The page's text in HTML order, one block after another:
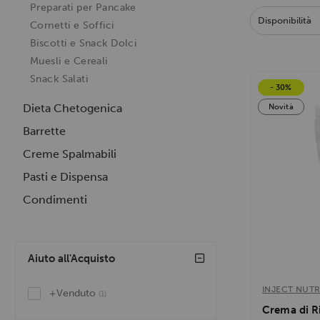
Preparati per Pancake
Cornetti e Soffici
Biscotti e Snack Dolci
Muesli e Cereali
Snack Salati
Dieta Chetogenica
Barrette
Creme Spalmabili
Pasti e Dispensa
Condimenti
Aiuto all'Acquisto
+Venduto (1)
utilizzo
colazione
versatilità: si
frutta, sia in
Prodotto
cerca una
Disponibilità
- 30%
Novità
INJECT
Crema di